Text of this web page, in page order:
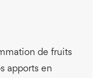
de fruits
apports en